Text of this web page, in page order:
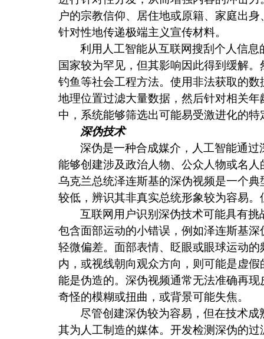
户的宗教信仰、居住地或原籍、家庭出
针对性地传递极端主义宣传材料。
利用人工智能从互联网搜刮个人信
国家较为罕见，但其影响因此得到缓解
钓鱼等社会工程方法。使用非法获取的
地理位置过滤大量数据，然后针对相关
中，系统能够筛选出可能易受激进化的
深伪技术
深伪是一种合成媒介，人工智能通
能够创建涉及政治人物、公众人物或名
乌克兰总统泽连斯基的深伪视频是一个
较低，辨识其非真实总统形象较为容易
互联网用户识别深伪技术可能具有
包含面部运动的小错误，例如泽连斯基
轻微偏差。面部表情、眨眼或眼球运动
内，或视线朝向观众方向，则可能是虚
能是伪造的。深伪视频通常无法准确再
奇怪的模糊或扭曲，或背景可能失焦。
尽管创建深伪较为容易，但在技术
其为人工制造的媒体。开发检测深伪的